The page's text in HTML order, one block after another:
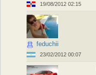
19/08/2012 02:15
feduchii
23/02/2012 00:07